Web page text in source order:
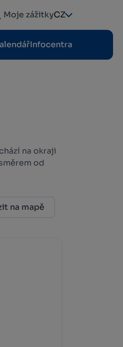
Moje zážitkyCZ
Infocentra
na okraji
od
na mapě